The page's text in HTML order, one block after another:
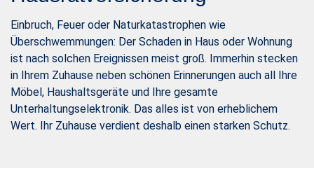
Einbruch, Feuer oder Naturkatastrophen wie
Überschwemmungen: Der Schaden in Haus oder Wohnung
ist nach solchen Ereignissen meist groß. Immerhin stecken
in Ihrem Zuhause neben schönen Erinnerungen auch all Ihre
Möbel, Haushaltsgeräte und Ihre gesamte
Unterhaltungselektronik. Das alles ist von erheblichem
Wert. Ihr Zuhause verdient deshalb einen starken Schutz.